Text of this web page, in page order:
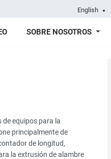
English
SOBRE NOSOTROS
equipos para la
principalmente de
de longitud,
la extrusión de alambre